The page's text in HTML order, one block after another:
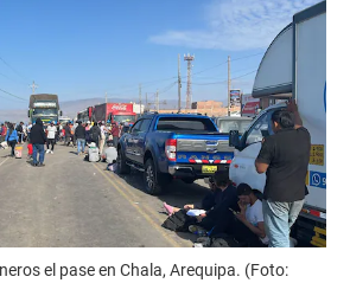
el pase en Chala, Arequipa. (Foto: